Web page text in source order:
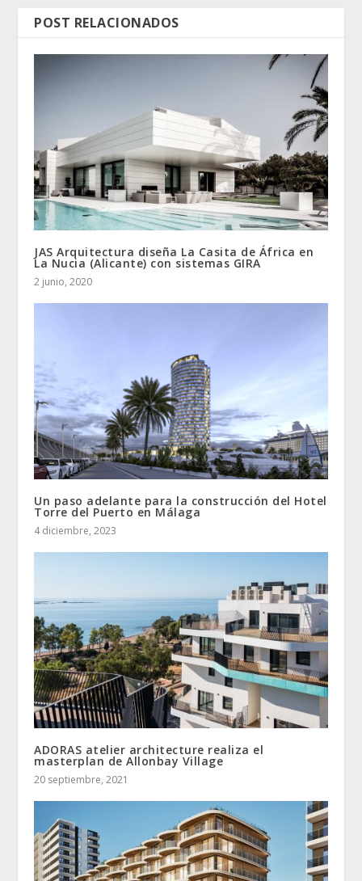
POST RELACIONADOS
JAS Arquitectura diseña La Casita de África en
La Nucia (Alicante) con sistemas GIRA
2 junio, 2020
Un paso adelante para la construcción del Hotel
Torre del Puerto en Málaga
4 diciembre, 2023
ADORAS atelier architecture realiza el
masterplan de Allonbay Village
20 septiembre, 2021